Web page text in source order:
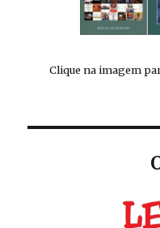
Clique na imagem